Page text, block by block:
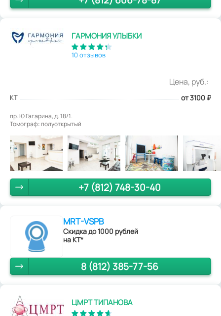
ГАРМОНИЯ УЛЫБКИ
10 отзывов
Цена, руб.:
КТ от 3100 ₽
пр. Ю.Гагарина, д. 18/1.
Томограф: полуоткрытый
+7 (812) 748-30-40
MRT-VSPB
Скидка до 1000 рублей
на КТ*
8 (812) 385-77-56
ЦМРТ ТИПАНОВА